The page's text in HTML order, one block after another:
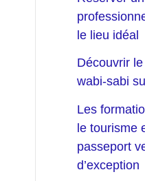
le lieu idéal
Découvrir
wabi-sabi
Les
le tourisme
passeport
d’exception